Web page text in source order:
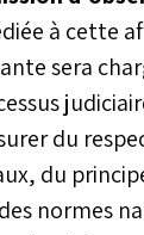
à cette
sera
du
du
normes